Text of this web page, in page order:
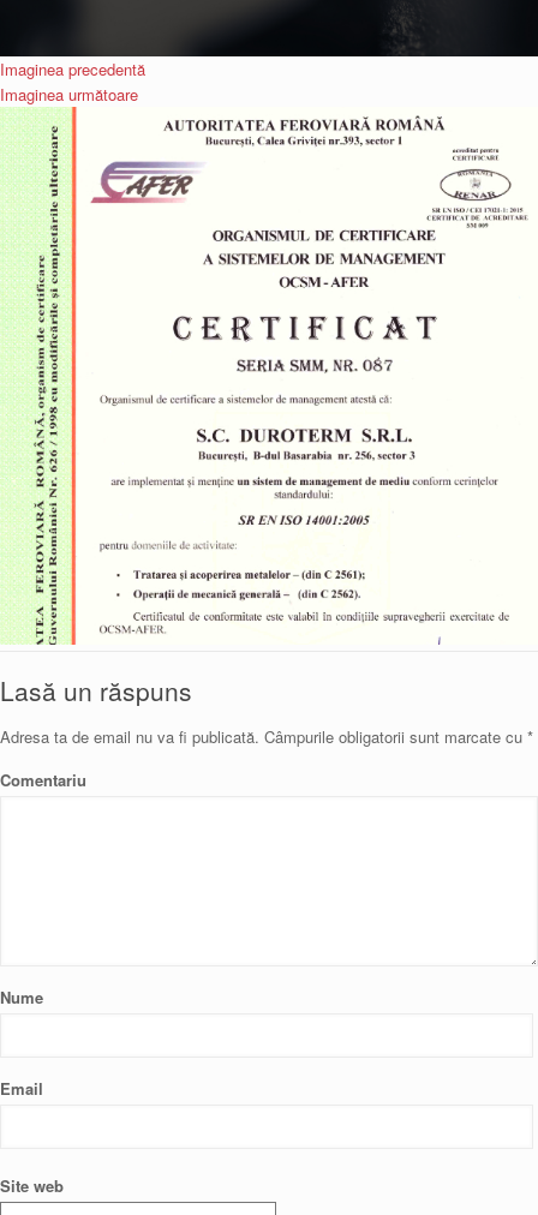
Imaginea precedentă
Imaginea următoare
Lasă un răspuns
Adresa ta de email nu va fi publicată. Câmpurile obligatorii sunt marcate cu *
Comentariu
Nume
Email
Site web